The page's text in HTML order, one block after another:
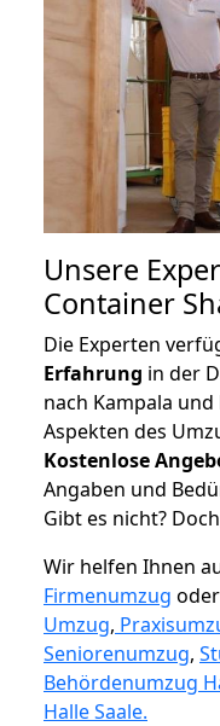
Unsere
Container
Die Experten
Erfahrung in der
nach Kampala
Aspekten des
Kostenlose
Angaben und
Gibt es nicht?
Wir helfen Ihnen
Firmenumzug
Umzug,
Seniorenumzug,
Behördenumzug
Halle Saale.